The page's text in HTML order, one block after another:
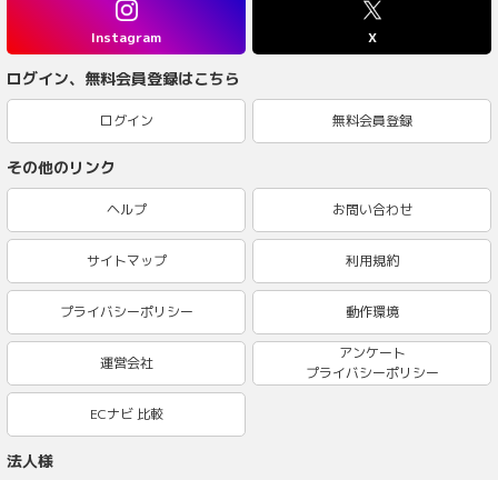
Instagram X
ログイン、無料会員登録はこちら
ログイン 無料会員登録
その他のリンク
ヘルプ お問い合わせ
サイトマップ 利用規約
プライバシーポリシー 動作環境
運営会社
アンケート
プライバシーポリシー
ECナビ 比較
法人様